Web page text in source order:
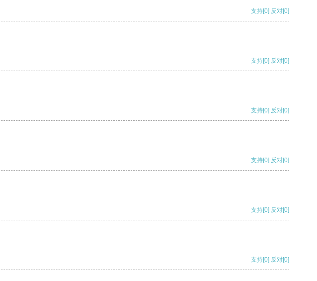
支持[0] 反对[0]
支持[0] 反对[0]
支持[0] 反对[0]
支持[0] 反对[0]
支持[0] 反对[0]
支持[0] 反对[0]